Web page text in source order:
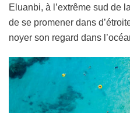
Eluanbi, à l’extrême sud de
de se promener dans
noyer son regard dans